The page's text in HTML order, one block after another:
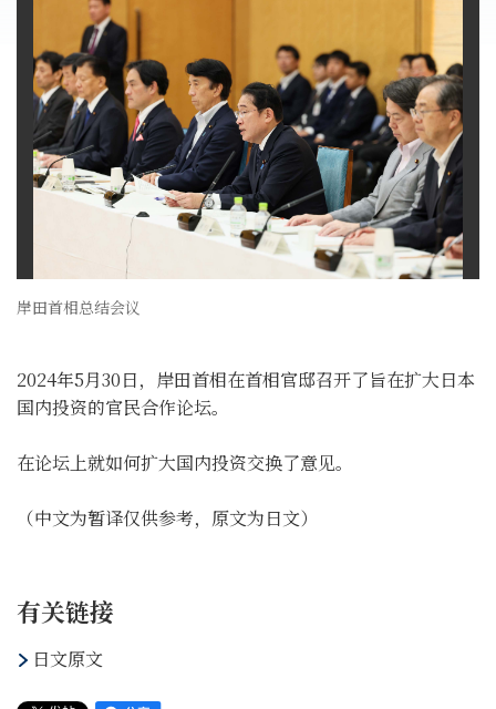
岸田首相总结会议
2024年5月30日，岸田首相在首相官邸召开了旨在扩大日本
国内投资的官民合作论坛。
在论坛上就如何扩大国内投资交换了意见。
（中文为暂译仅供参考，原文为日文）
有关链接
日文原文